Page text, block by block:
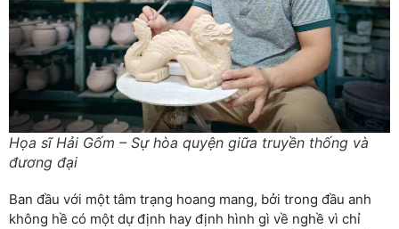
Họa sĩ Hải Gốm – Sự hòa quyện giữa truyền thống và
đương đại
Ban đầu với một tâm trạng hoang mang, bởi trong đầu anh
không hề có một dự định hay định hình gì về nghề vì chỉ